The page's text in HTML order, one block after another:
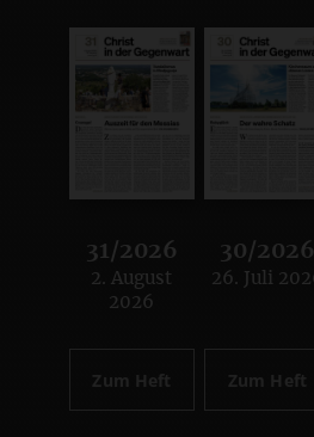
31/2026
:
2. August
2026
Zum Heft
30/2026
:
26. Juli
Zum Heft